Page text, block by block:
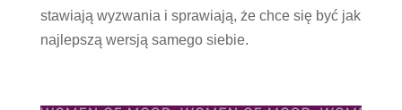
stawiają wyzwania i sprawiają, że chce się być jak
najlepszą wersją samego siebie.